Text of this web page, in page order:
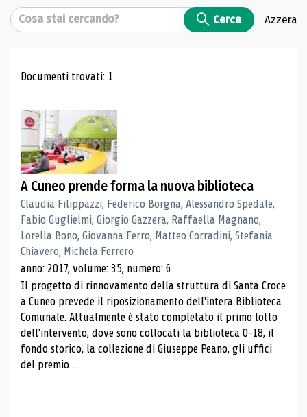
Cerca Cerca Azzera
Risultati di ricerca
Documenti trovati: 1
A Cuneo prende forma la nuova biblioteca
Claudia Filippazzi, Federico Borgna, Alessandro Spedale,
Fabio Guglielmi, Giorgio Gazzera, Raffaella Magnano,
Lorella Bono, Giovanna Ferro, Matteo Corradini, Stefania
Chiavero, Michela Ferrero
anno: 2017, volume: 35, numero: 6
Il progetto di rinnovamento della struttura di Santa Croce
a Cuneo prevede il riposizionamento dell'intera Biblioteca
Comunale. Attualmente è stato completato il primo lotto
dell'intervento, dove sono collocati la biblioteca 0-18, il
fondo storico, la collezione di Giuseppe Peano, gli uffici
del premio ...